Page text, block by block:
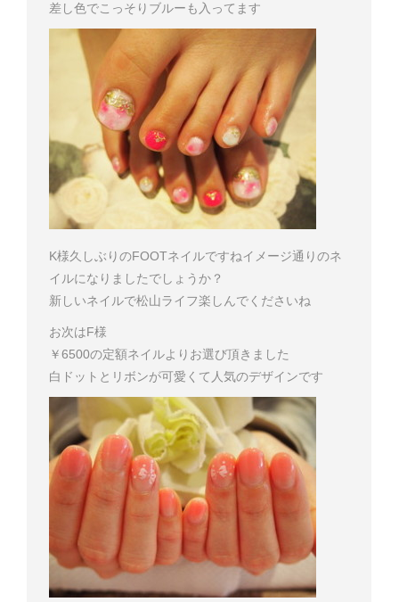
差し色でこっそりブルーも入ってます
K様久しぶりのFOOTネイルですねイメージ通りのネ
イルになりましたでしょうか？
新しいネイルで松山ライフ楽しんでくださいね
お次はF様
￥6500の定額ネイルよりお選び頂きました
白ドットとリボンが可愛くて人気のデザインです